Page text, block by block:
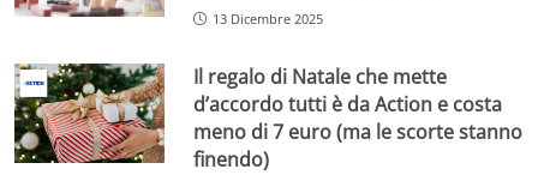
13 Dicembre 2025
Il regalo di Natale che mette
d’accordo tutti è da Action e costa
meno di 7 euro (ma le scorte stanno
finendo)